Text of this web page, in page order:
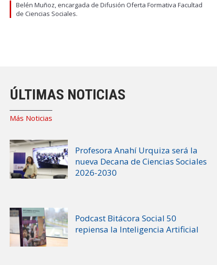
Belén Muñoz, encargada de Difusión Oferta Formativa Facultad
de Ciencias Sociales.
ÚLTIMAS NOTICIAS
Más Noticias
Profesora Anahí Urquiza será la
nueva Decana de Ciencias Sociales
2026-2030
Podcast Bitácora Social 50
repiensa la Inteligencia Artificial